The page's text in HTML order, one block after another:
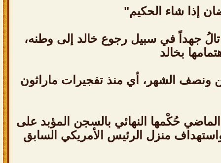
إذا شاء الحكيم"
تالُ جهداً في سبيل رجوع خالد إلى وطنه،
بخالد
ونصف الشهر، أي منذ تفجيرات ماراثون
حُكْمها النهائي بالسجن المؤبد على
منزل الرئيس الأمريكي السابق